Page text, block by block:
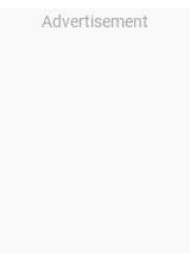
Advertisement